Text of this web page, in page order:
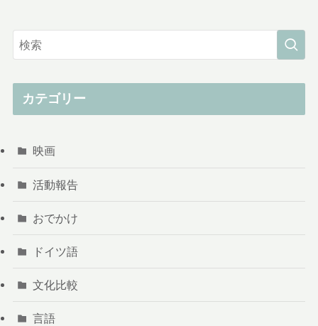
カテゴリー
映画
活動報告
おでかけ
ドイツ語
文化比較
言語